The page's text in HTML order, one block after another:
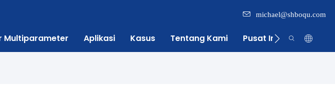
michael@shboqu.com
Multiparameter Aplikasi Kasus Tentang Kami Pusat Informasi